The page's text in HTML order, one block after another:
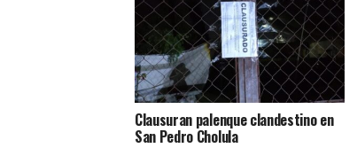
Clausuran palenque clandestino en
San Pedro Cholula